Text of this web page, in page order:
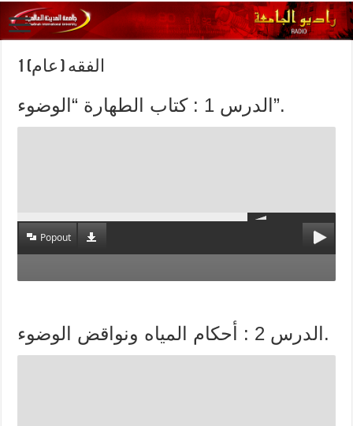
الفقه ( عام) 1
الدرس 1 : كتاب الطهارة “الوضوء”.
Popout
الدرس 2 : أحكام المياه ونواقض الوضوء.